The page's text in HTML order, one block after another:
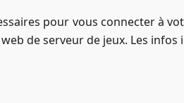
pour vous connecter à
de serveur de jeux. Les